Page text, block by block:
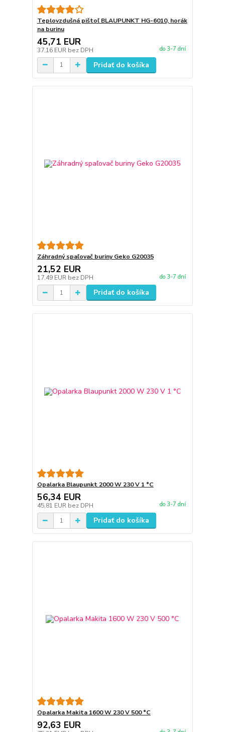
Teplovzdušná pištoľ BLAUPUNKT HG-6010, horák
na burinu
45,71 EUR
37,16 EUR bez DPH do 3-7 dní
Pridať do košíka
Záhradný spaľovač buriny Geko G20035
21,52 EUR
17,49 EUR bez DPH do 3-7 dní
Pridať do košíka
Opalarka Blaupunkt 2000 W 230 V 1 °C
56,34 EUR
45,81 EUR bez DPH do 3-7 dní
Pridať do košíka
Opalarka Makita 1600 W 230 V 500 °C
92,63 EUR